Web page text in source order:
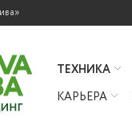
ТЕХНИКА
КАРЬЕРА